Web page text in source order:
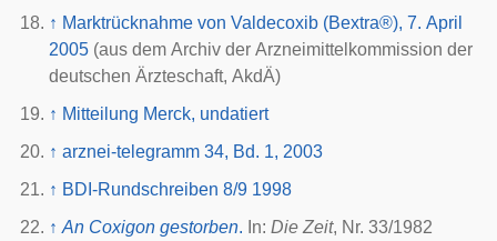
↑ Marktrücknahme von Valdecoxib (Bextra®), 7. April
2005 (aus dem Archiv der Arzneimittelkommission der
deutschen Ärzteschaft, AkdÄ)
↑ Mitteilung Merck, undatiert
↑ arznei-telegramm 34, Bd. 1, 2003
↑ BDI-Rundschreiben 8/9 1998
↑ An Coxigon gestorben. In: Die Zeit, Nr. 33/1982